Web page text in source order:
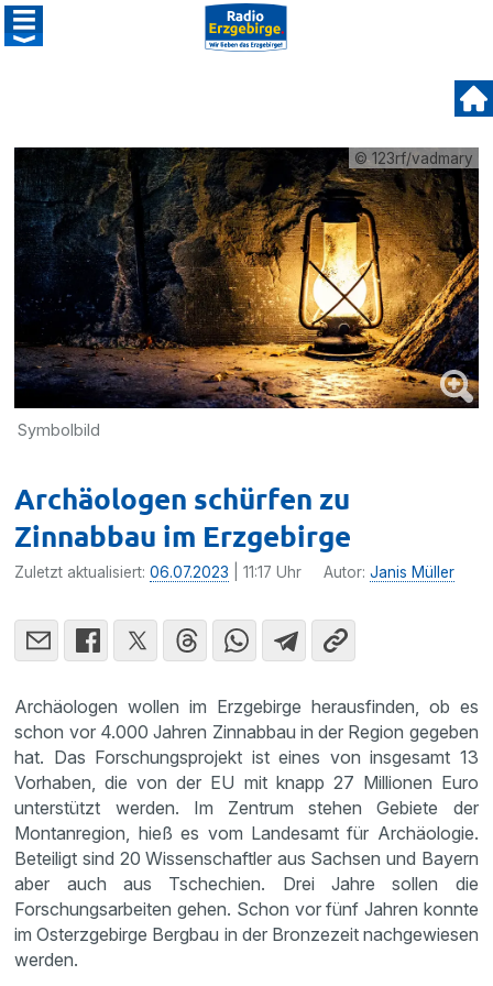
© 123rf/vadmary
Symbolbild
Archäologen schürfen zu
Zinnabbau im Erzgebirge
Zuletzt aktualisiert:06.07.2023 | 11:17 Uhr Autor:Janis Müller
Archäologen wollen im Erzgebirge herausfinden, ob es
schon vor 4.000 Jahren Zinnabbau in der Region gegeben
hat. Das Forschungsprojekt ist eines von insgesamt 13
Vorhaben, die von der EU mit knapp 27 Millionen Euro
unterstützt werden. Im Zentrum stehen Gebiete der
Montanregion, hieß es vom Landesamt für Archäologie.
Beteiligt sind 20 Wissenschaftler aus Sachsen und Bayern
aber auch aus Tschechien. Drei Jahre sollen die
Forschungsarbeiten gehen. Schon vor fünf Jahren konnte
im Osterzgebirge Bergbau in der Bronzezeit nachgewiesen
werden.